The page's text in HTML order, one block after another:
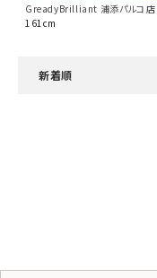
GreadyBrilliant 浦添パルコ店
161cm
新着順